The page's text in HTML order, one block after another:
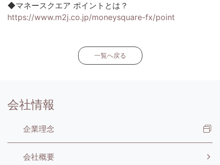
◆マネースクエア ポイントとは？
https://www.m2j.co.jp/moneysquare-fx/point
一覧へ戻る
会社情報
企業理念
会社概要